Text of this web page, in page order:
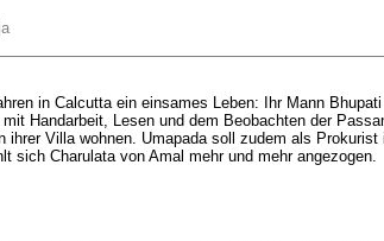
in Calcutta ein einsames Leben: Ihr Mann
Handarbeit, Lesen und dem Beobachten der
Villa wohnen. Umapada soll zudem als
sich Charulata von Amal mehr und mehr angezogen.